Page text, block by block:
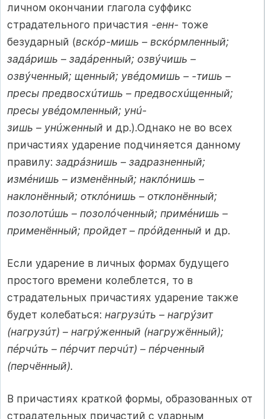
личном окончании глагола суффикс
страдательного причастия -енн- тоже
безударный (вскóр-мишь – вскóрмленный;
задáришь – задáренный; озвýчишь –
озвýченный; щенный; увéдомишь – -тишь –
пресы предвосхúтишь – предвосхúщенный;
пресы увéдомленный; унú-
зишь – унúженный и др.).Однако не во всех
причастиях ударение подчиняется данному
правилу: задрáзнишь – задразненный;
измéнишь – изменённый; наклóнишь –
наклонённый; отклóнишь – отклонённый;
позолотúшь – позолóченный; примéнишь –
применённый; пройдет – прóйденный и др.
Если ударение в личных формах будущего
простого времени колеблется, то в
страдательных причастиях ударение также
будет колебаться: нагрузúть – нагрýзит
(нагрузúт) – нагрýженный (нагружённый);
пéрчúть – пéрчит перчúт) – пéрченный
(перчённый).
В причастиях краткой формы, образованных от
страдательных причастий с ударным